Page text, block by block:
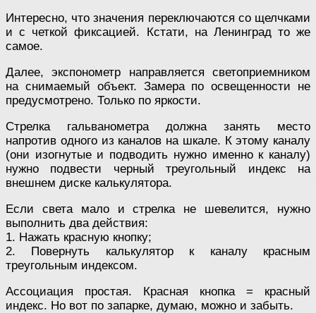
Интересно, что значения переключаются со щелчками
и с четкой фиксацией. Кстати, на Ленинград то же
самое.
Далее, экспонометр направляется светоприемником
на снимаемый объект. Замера по освещенности не
предусмотрено. Только по яркости.
Стрелка гальванометра должна занять место
напротив одного из каналов на шкале. К этому каналу
(они изогнутые и подводить нужно именно к каналу)
нужно подвести черный треугольный индекс на
внешнем диске калькулятора.
Если света мало и стрелка не шевелится, нужно
выполнить два действия:
1. Нажать красную кнопку;
2. Повернуть калькулятор к каналу красным
треугольным индексом.
Ассоциация простая. Красная кнопка = красный
индекс. Но вот по запарке, думаю, можно и забыть.